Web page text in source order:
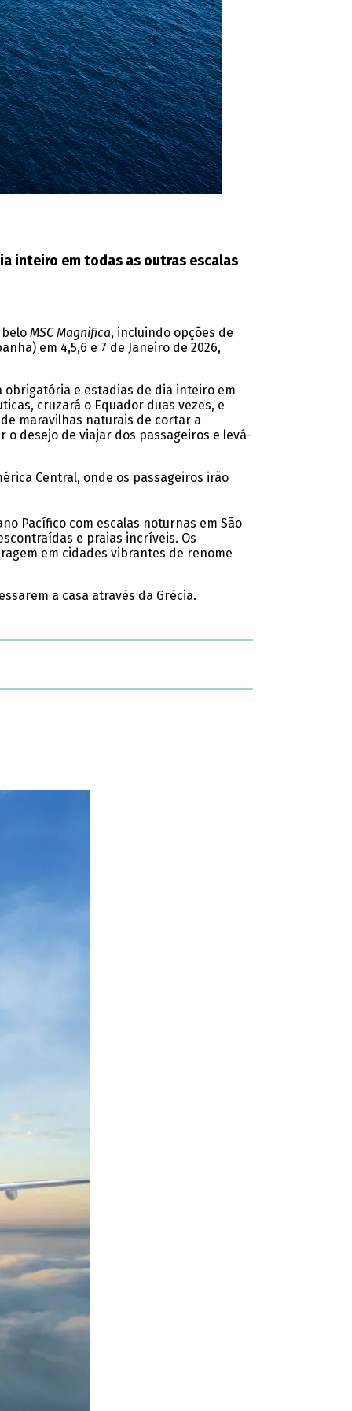
inteiro em todas as outras escalas
MSC Magnifica, incluindo opções de
em 4,5,6 e 7 de Janeiro de 2026,
obrigatória e estadias de dia inteiro em
cruzará o Equador duas vezes, e
maravilhas naturais de cortar a
desejo de viajar dos passageiros e levá-
Central, onde os passageiros irão
Pacífico com escalas noturnas em São
e praias incríveis. Os
em cidades vibrantes de renome
a casa através da Grécia.